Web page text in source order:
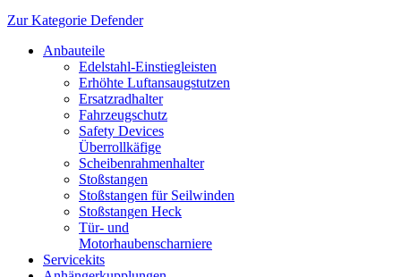
Zur Kategorie Defender
Anbauteile
Edelstahl-Einstiegleisten
Erhöhte Luftansaugstutzen
Ersatzradhalter
Fahrzeugschutz
Safety Devices
Überrollkäfige
Scheibenrahmenhalter
Stoßstangen
Stoßstangen für Seilwinden
Stoßstangen Heck
Tür- und
Motorhaubenscharniere
Servicekits